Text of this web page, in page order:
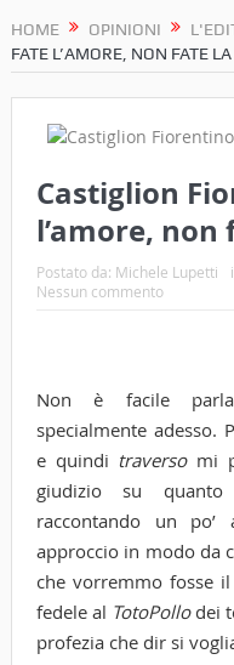
HOME OPINIONI
FATE L’AMORE, NON FATE
Castiglion
l’amore,
Postato da: Michele Lupetti
Nessun commento
Non è facile
specialmente adesso.
e quindi traversomi
giudizio su
raccontando un
approccio in modo da
che vorremmo fosse
fedele al TotoPollodei
profezia che dir si